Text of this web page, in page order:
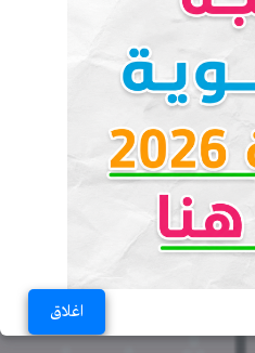
اغلاق
الأهلي على